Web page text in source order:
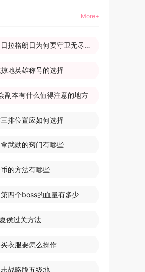
More+
无尽的拉格朗日拉格朗日为何要守卫无尽星门
地英雄称号的选择
副本有什么值得注意的地方
排位置应如何选择
武勋的窍门有哪些
的方法有哪些
四个boss的血量有多少
侯过关方法
衣服要怎么操作
战略版五级地